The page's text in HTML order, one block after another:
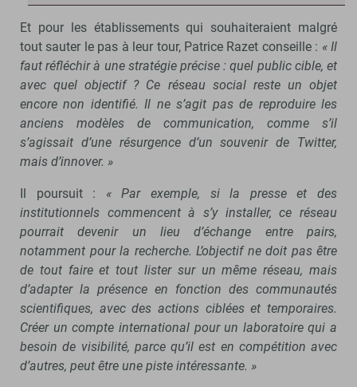
Et pour les établissements qui souhaiteraient malgré
tout sauter le pas à leur tour, Patrice Razet conseille : « Il
faut réfléchir à une stratégie précise : quel public cible, et
avec quel objectif? Ce réseau social reste un objet
encore non identifié. Il ne s’agit pas de reproduire les
anciens modèles de communication, comme s’il
s’agissait d’une résurgence d’un souvenir de Twitter,
mais d’innover. »
Il poursuit : « Par exemple, si la presse et des
institutionnels commencent à s’y installer, ce réseau
pourrait devenir un lieu d’échange entre pairs,
notamment pour la recherche. L’objectif ne doit pas être
de tout faire et tout lister sur un même réseau, mais
d’adapter la présence en fonction des communautés
scientifiques, avec des actions ciblées et temporaires.
Créer un compte international pour un laboratoire qui a
besoin de visibilité, parce qu’il est en compétition avec
d’autres, peut être une piste intéressante. »